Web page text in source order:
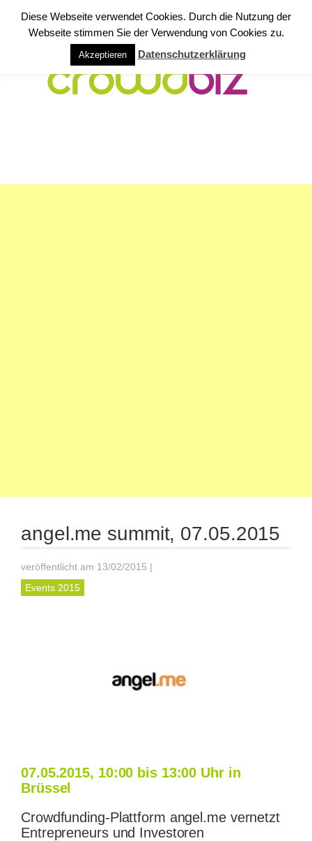
angel.me summit, 07.05.2015
veröffentlicht am 13/02/2015 |
Events 2015
07.05.2015, 10:00 bis 13:00 Uhr in
Brüssel
Crowdfunding-Plattform angel.me vernetzt
Entrepreneurs und Investoren
Diese Webseite verwendet Cookies. Durch die Nutzung der
Webseite stimmen Sie der Verwendung von Cookies zu.
Akzeptieren Datenschutzerklärung